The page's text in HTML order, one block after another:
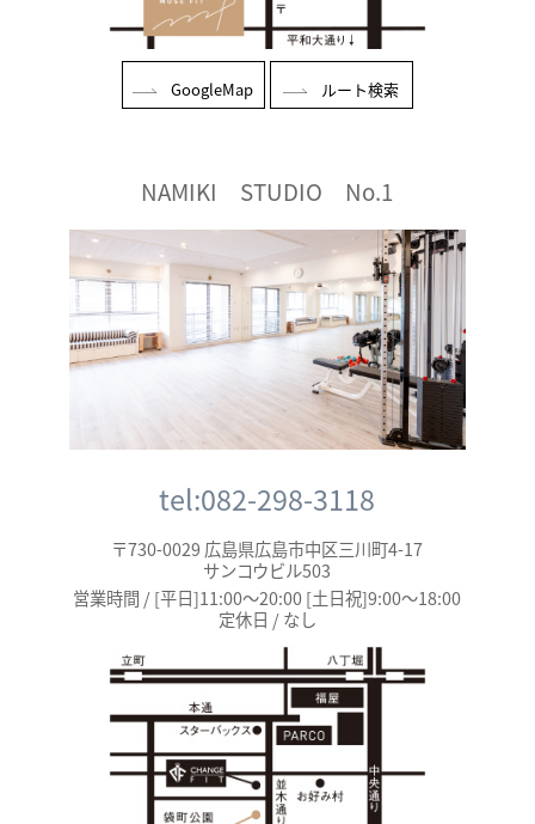
GoogleMap ルート検索
NAMIKI STUDIO No.1
tel:082-298-3118
〒730-0029 広島県広島市中区三川町4-17
サンコウビル503
営業時間 / [平日]11:00～20:00 [土日祝]9:00～18:00
定休日 / なし